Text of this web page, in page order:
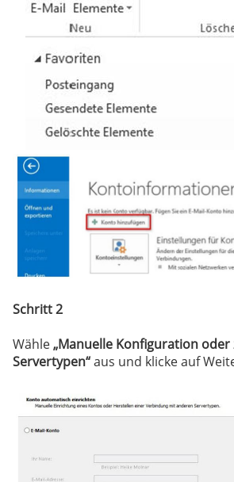
Schritt 2
Wähle„Manuelle Konfiguration oder
Servertypen“aus und klicke auf